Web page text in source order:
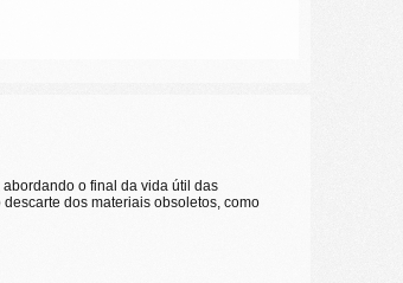
abordando o final da vida útil das
dos materiais obsoletos, como